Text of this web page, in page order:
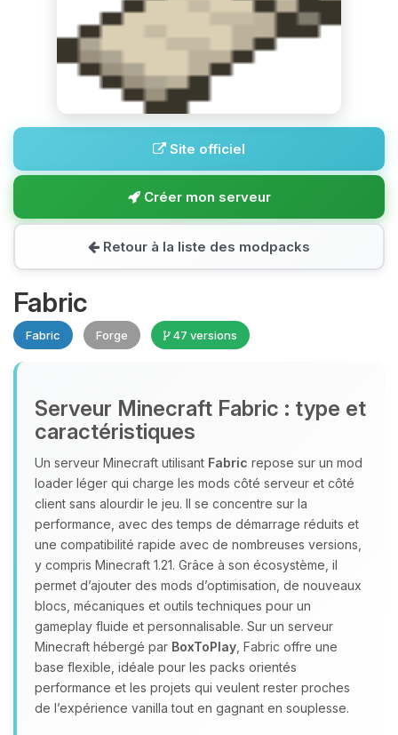
Site officiel
Créer mon serveur
Retour à la liste des modpacks
Fabric
Fabric Forge 47 versions
Serveur Minecraft Fabric : type et
caractéristiques
Un serveur Minecraft utilisant Fabric repose sur un mod
loader léger qui charge les mods côté serveur et côté
client sans alourdir le jeu. Il se concentre sur la
performance, avec des temps de démarrage réduits et
une compatibilité rapide avec de nombreuses versions,
y compris Minecraft 1.21. Grâce à son écosystème, il
permet d’ajouter des mods d’optimisation, de nouveaux
blocs, mécaniques et outils techniques pour un
gameplay fluide et personnalisable. Sur un serveur
Minecraft hébergé par BoxToPlay , Fabric offre une
base flexible, idéale pour les packs orientés
performance et les projets qui veulent rester proches
de l’expérience vanilla tout en gagnant en souplesse.
Youpi, enfin quelqu’un pour me
parler ! Moi c’est Choupy, ton petit
assistant BoxToPlay. Dis-moi ce dont
tu as besoin et je vais remuer mes
petits circuits pour t’aider.
07/08/2026 à 17:51